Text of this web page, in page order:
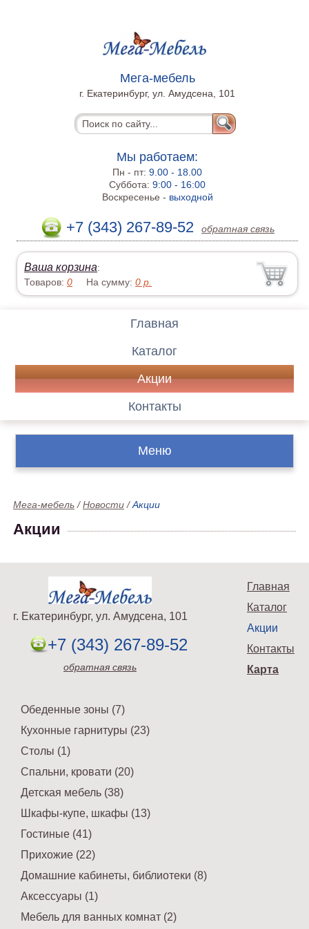
Мега-мебель
г. Екатеринбург, ул. Амудсена, 101
Мы работаем:
Пн - пт:9.00 - 18.00
Суббота:9:00 - 16:00
Воскресенье - выходной
+7 (343) 267-89-52 обратная связь
Ваша корзина:
Товаров:0 На сумму:0 р.
Главная
Каталог
Акции
Контакты
Меню
Мега-мебель /Новости /Акции
Акции
Главная
Каталог
Акции
Контакты
Карта
г. Екатеринбург, ул. Амудсена, 101
+7 (343) 267-89-52
обратная связь
Обеденные зоны (7)
Кухонные гарнитуры (23)
Столы (1)
Спальни, кровати (20)
Детская мебель (38)
Шкафы-купе, шкафы (13)
Гостиные (41)
Прихожие (22)
Домашние кабинеты, библиотеки (8)
Аксессуары (1)
Мебель для ванных комнат (2)